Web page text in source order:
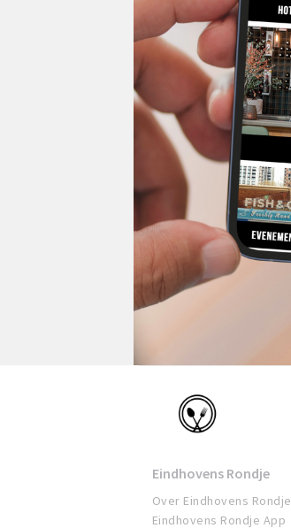
Eindhoven
Eindhovens Rondje
Over Eindhovens Rondje
Eindhovens Rondje App